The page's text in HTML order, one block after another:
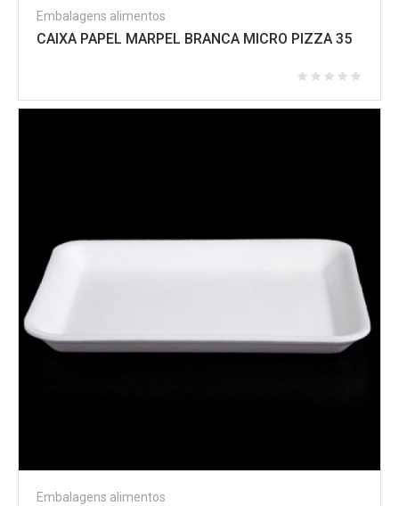
Embalagens alimentos
CAIXA PAPEL MARPEL BRANCA MICRO PIZZA 35
Embalagens alimentos